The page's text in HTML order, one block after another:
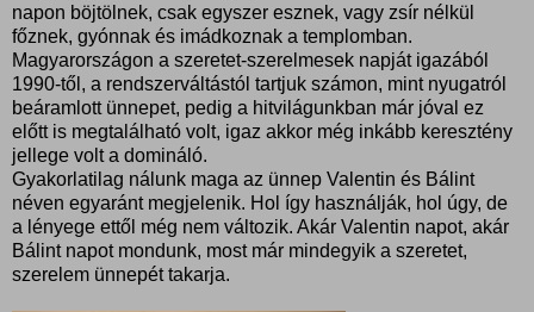
napon böjtölnek, csak egyszer esznek, vagy zsír nélkül
főznek, gyónnak és imádkoznak a templomban.
Magyarországon a szeretet-szerelmesek napját igazából
1990-től, a rendszerváltástól tartjuk számon, mint nyugatról
beáramlott ünnepet, pedig a hitvilágunkban már jóval ez
előtt is megtalálható volt, igaz akkor még inkább keresztény
jellege volt a domináló.
Gyakorlatilag nálunk maga az ünnep Valentin és Bálint
néven egyaránt megjelenik. Hol így használják, hol úgy, de
a lényege ettől még nem változik. Akár Valentin napot, akár
Bálint napot mondunk, most már mindegyik a szeretet,
szerelem ünnepét takarja.